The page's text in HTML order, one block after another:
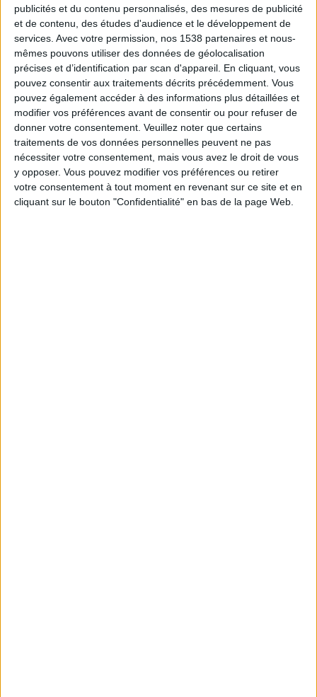
publicités et du contenu personnalisés, des mesures de publicité
et de contenu, des études d'audience et le développement de
services. Avec votre permission, nos 1538 partenaires et nous-
mêmes pouvons utiliser des données de géolocalisation
précises et d’identification par scan d'appareil. En cliquant, vous
pouvez consentir aux traitements décrits précédemment. Vous
pouvez également accéder à des informations plus détaillées et
modifier vos préférences avant de consentir ou pour refuser de
donner votre consentement. Veuillez noter que certains
traitements de vos données personnelles peuvent ne pas
nécessiter votre consentement, mais vous avez le droit de vous
y opposer. Vous pouvez modifier vos préférences ou retirer
votre consentement à tout moment en revenant sur ce site et en
cliquant sur le bouton "Confidentialité" en bas de la page Web.
Combien de kilos souhaitez-vous perdre ?
Moins de
5 kilos
kilos
10 kilos
Service-client & Motivation
Les équipes du Service-client et de la
Communauté Savoir Maigrir vous aident
chaque semaine à vous rapprocher
sereinement de votre objectif minceur.